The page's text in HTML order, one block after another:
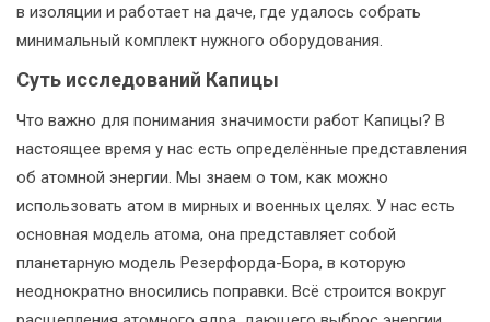
в изоляции и работает на даче, где удалось собрать
минимальный комплект нужного оборудования.
Суть исследований Капицы
Что важно для понимания значимости работ Капицы? В
настоящее время у нас есть определённые представления
об атомной энергии. Мы знаем о том, как можно
использовать атом в мирных и военных целях. У нас есть
основная модель атома, она представляет собой
планетарную модель Резерфорда-Бора, в которую
неоднократно вносились поправки. Всё строится вокруг